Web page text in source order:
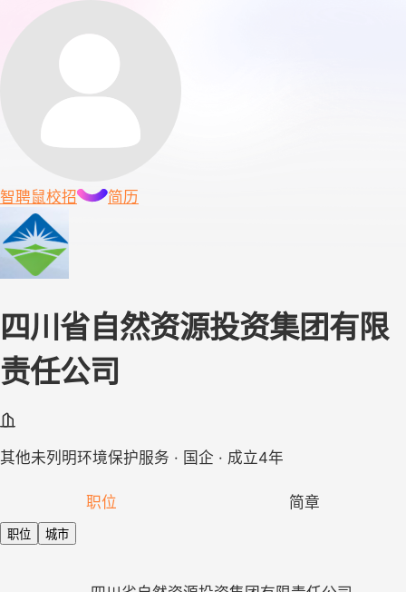
智聘鼠校招 简历
四川省自然资源投资集团有限
责任公司
其他未列明环境保护服务 · 国企 · 成立4年
职位 简章
职位 城市